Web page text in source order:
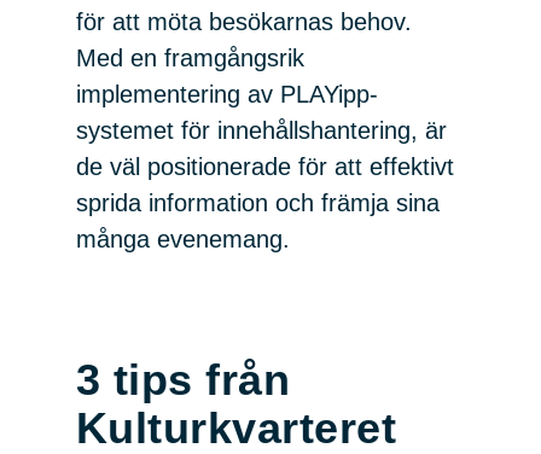
för att möta besökarnas behov.
Med en framgångsrik
implementering av PLAYipp-
systemet för innehållshantering, är
de väl positionerade för att effektivt
sprida information och främja sina
många evenemang.
3 tips från
Kulturkvarteret